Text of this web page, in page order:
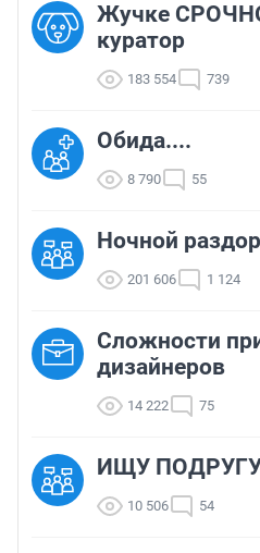
Жучке
куратор
183 554 739
Обида....
8 790 55
Ночной раздор
201 606 1 124
Сложности
дизайнеров
14 222 75
ИЩУ
10 506 54